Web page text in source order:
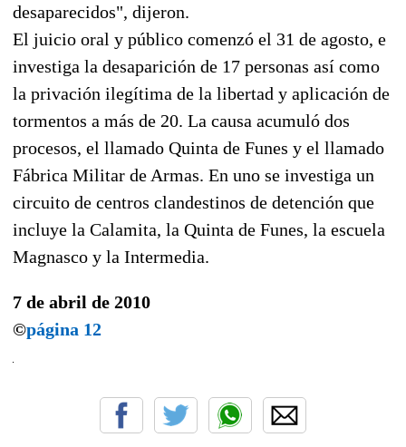
desaparecidos", dijeron.
El juicio oral y público comenzó el 31 de agosto, e
investiga la desaparición de 17 personas así como
la privación ilegítima de la libertad y aplicación de
tormentos a más de 20. La causa acumuló dos
procesos, el llamado Quinta de Funes y el llamado
Fábrica Militar de Armas. En uno se investiga un
circuito de centros clandestinos de detención que
incluye la Calamita, la Quinta de Funes, la escuela
Magnasco y la Intermedia.
7 de abril de 2010
©página 12